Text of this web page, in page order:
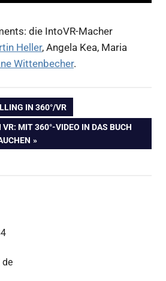
die IntoVR-Macher
Heller, Angela Kea, Maria
Wittenbecher.
IN 360°/VR
MIT 360°-VIDEO IN DAS BUCH